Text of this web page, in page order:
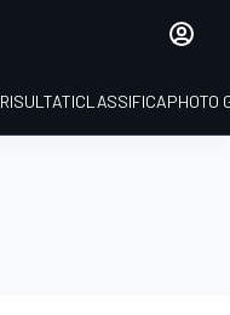
RISULTATICLASSIFICAPHOTO